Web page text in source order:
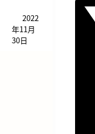
2022
年11月
30日